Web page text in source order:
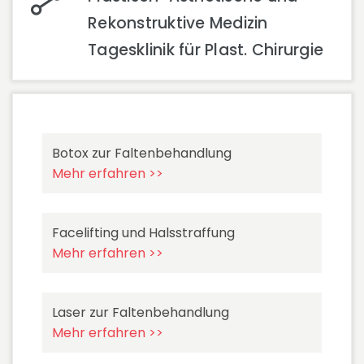
Rekonstruktive Medizin
Tagesklinik für Plast. Chirurgie
Botox zur Faltenbehandlung
Mehr erfahren >>
Facelifting und Halsstraffung
Mehr erfahren >>
Laser zur Faltenbehandlung
Mehr erfahren >>